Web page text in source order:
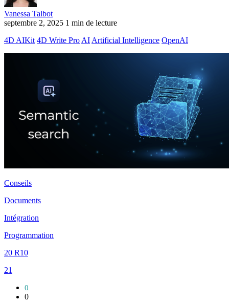
Vanessa Talbot
septembre 2, 2025 1 min de lecture
4D AIKit 4D Write Pro AI Artificial Intelligence OpenAI
Conseils
Documents
Intégration
Programmation
20 R10
21
0
0